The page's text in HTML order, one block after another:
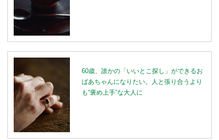
60歳、誰かの「いいとこ探し」ができるお
ばあちゃんになりたい。人と張り合うより
も“褒め上手”な大人に